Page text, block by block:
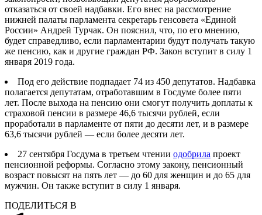
отказаться от своей надбавки. Его внес на рассмотрение
нижней палаты парламента секретарь генсовета «Единой
России» Андрей Турчак. Он пояснил, что, по его мнению,
будет справедливо, если парламентарии будут получать такую
же пенсию, как и другие граждан РФ. Закон вступит в силу 1
января 2019 года.
Под его действие подпадает 74 из 450 депутатов. Надбавка
полагается депутатам, отработавшим в Госдуме более пяти
лет. После выхода на пенсию они смогут получить доплаты к
страховой пенсии в размере 46,6 тысячи рублей, если
проработали в парламенте от пяти до десяти лет, и в размере
63,6 тысячи рублей — если более десяти лет.
27 сентября Госдума в третьем чтении одобрила проект
пенсионной реформы. Согласно этому закону, пенсионный
возраст повысят на пять лет — до 60 для женщин и до 65 для
мужчин. Он также вступит в силу 1 января.
ПОДЕЛИТЬСЯ В